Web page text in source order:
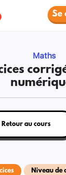
Se
Maths
Niveau
Retour au cours